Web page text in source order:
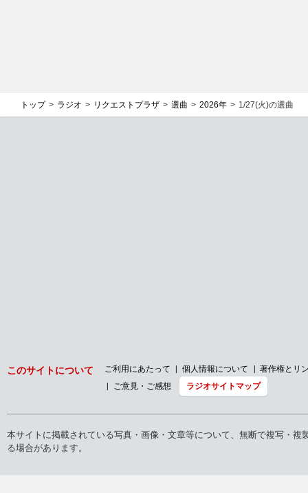
トップ ラジオ リクエストプラザ 選曲 2026年 1/27(火)の選曲
このサイトについて ご利用にあたって 個人情報について
著作権とリ
ご意見・ご感想
ラジオサイトマップ
本サイトに掲載されている写真・画像・文章等について、無断で複写・
る場合があります。